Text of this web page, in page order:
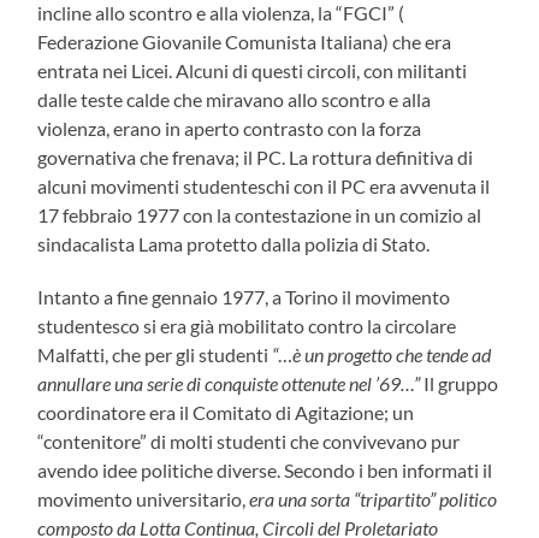
incline allo scontro e alla violenza, la “FGCI” (
Federazione Giovanile Comunista Italiana) che era
entrata nei Licei. Alcuni di questi circoli, con militanti
dalle teste calde che miravano allo scontro e alla
violenza, erano in aperto contrasto con la forza
governativa che frenava; il PC. La rottura definitiva di
alcuni movimenti studenteschi con il PC era avvenuta il
17 febbraio 1977 con la contestazione in un comizio al
sindacalista Lama protetto dalla polizia di Stato.
Intanto a fine gennaio 1977, a Torino il movimento
studentesco si era già mobilitato contro la circolare
Malfatti, che per gli studenti “…è un progetto che tende ad
annullare una serie di conquiste ottenute nel ’69…”Il gruppo
coordinatore era il Comitato di Agitazione; un
“contenitore” di molti studenti che convivevano pur
avendo idee politiche diverse. Secondo i ben informati il
movimento universitario,era una sorta “tripartito” politico
composto da Lotta Continua, Circoli del Proletariato